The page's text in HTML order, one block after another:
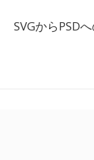
SVGからPSD